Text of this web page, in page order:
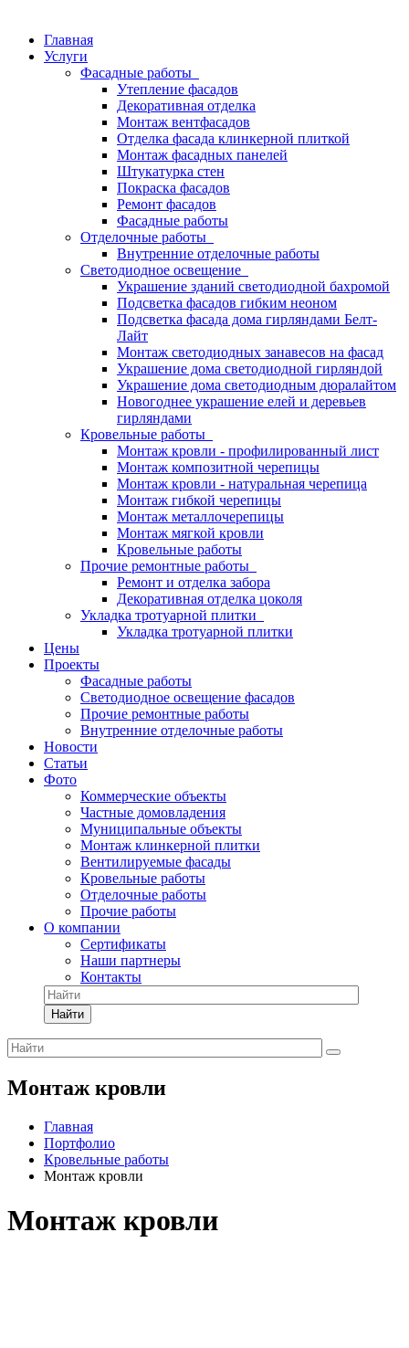
Главная
Услуги
Фасадные работы
Утепление фасадов
Декоративная отделка
Монтаж вентфасадов
Отделка фасада клинкерной плиткой
Монтаж фасадных панелей
Штукатурка стен
Покраска фасадов
Ремонт фасадов
Фасадные работы
Отделочные работы
Внутренние отделочные работы
Светодиодное освещение
Украшение зданий светодиодной бахромой
Подсветка фасадов гибким неоном
Подсветка фасада дома гирляндами Белт-
Лайт
Монтаж светодиодных занавесов на фасад
Украшение дома светодиодной гирляндой
Украшение дома светодиодным дюралайтом
Новогоднее украшение елей и деревьев
гирляндами
Кровельные работы
Монтаж кровли - профилированный лист
Монтаж композитной черепицы
Монтаж кровли - натуральная черепица
Монтаж гибкой черепицы
Монтаж металлочерепицы
Монтаж мягкой кровли
Кровельные работы
Прочие ремонтные работы
Ремонт и отделка забора
Декоративная отделка цоколя
Укладка тротуарной плитки
Укладка тротуарной плитки
Цены
Проекты
Фасадные работы
Светодиодное освещение фасадов
Прочие ремонтные работы
Внутренние отделочные работы
Новости
Статьи
Фото
Коммерческие объекты
Частные домовладения
Муниципальные объекты
Монтаж клинкерной плитки
Вентилируемые фасады
Кровельные работы
Отделочные работы
Прочие работы
О компании
Сертификаты
Наши партнеры
Контакты
Найти
Монтаж кровли
Главная
Портфолио
Кровельные работы
Монтаж кровли
Монтаж кровли